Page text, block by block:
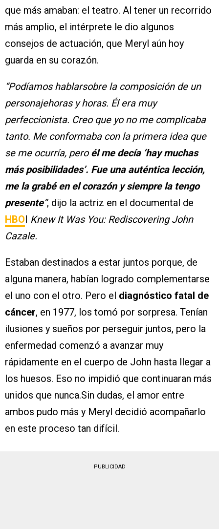
que más amaban: el teatro. Al tener un recorrido
más amplio, el intérprete le dio algunos
consejos de actuación, que Meryl aún hoy
guarda en su corazón.
“Podíamos hablarsobre la composición de un
personajehoras y horas. Él era muy
perfeccionista. Creo que yo no me complicaba
tanto. Me conformaba con la primera idea que
se me ocurría, pero él me decía ‘hay muchas
más posibilidades’. Fue una auténtica lección,
me la grabé en el corazón y siempre la tengo
presente“, dijo la actriz en el documental de
HBOI Knew It Was You: Rediscovering John
Cazale.
Estaban destinados a estar juntos porque, de
alguna manera, habían logrado complementarse
el uno con el otro. Pero el diagnóstico fatal de
cáncer, en 1977, los tomó por sorpresa. Tenían
ilusiones y sueños por perseguir juntos, pero la
enfermedad comenzó a avanzar muy
rápidamente en el cuerpo de John hasta llegar a
los huesos. Eso no impidió que continuaran más
unidos que nunca.Sin dudas, el amor entre
ambos pudo más y Meryl decidió acompañarlo
en este proceso tan difícil.
PUBLICIDAD